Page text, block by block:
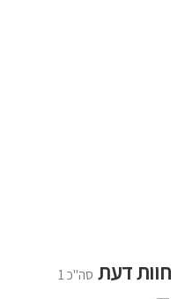
חוות דעת סה"כ 1